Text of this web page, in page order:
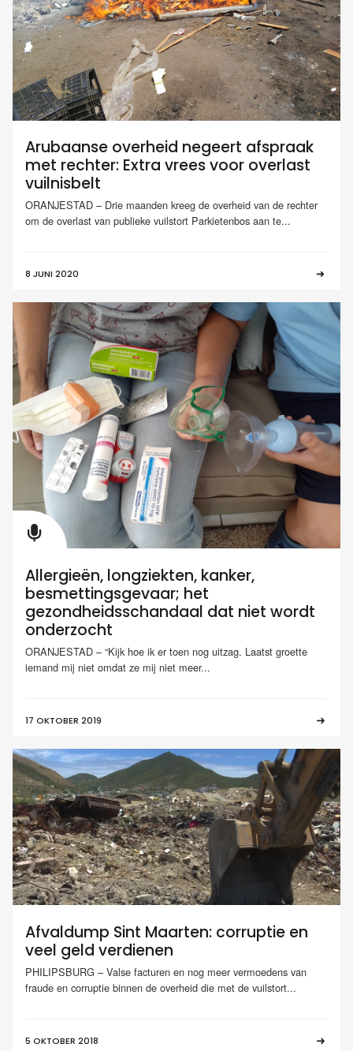
Arubaanse overheid negeert afspraak
met rechter: Extra vrees voor overlast
vuilnisbelt
ORANJESTAD – Drie maanden kreeg de overheid van de rechter
om de overlast van publieke vuilstort Parkietenbos aan te...
8 JUNI 2020
Allergieën, longziekten, kanker,
besmettingsgevaar; het
gezondheidsschandaal dat niet wordt
onderzocht
ORANJESTAD – “Kijk hoe ik er toen nog uitzag. Laatst groette
iemand mij niet omdat ze mij niet meer...
17 OKTOBER 2019
Afvaldump Sint Maarten: corruptie en
veel geld verdienen
PHILIPSBURG – Valse facturen en nog meer vermoedens van
fraude en corruptie binnen de overheid die met de vuilstort...
5 OKTOBER 2018